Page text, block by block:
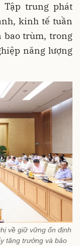
Tập trung phát
kinh tế tuần
bao trùm, trong
năng lượng
về giữ vững ổn định
tăng trưởng và bảo